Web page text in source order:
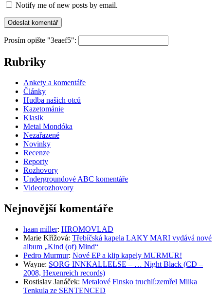
Notify me of new posts by email.
Prosím opište "3eaef5":
Rubriky
Ankety a komentáře
Články
Hudba našich otců
Kazetománie
Klasik
Metal Mondóka
Nezařazené
Novinky
Recenze
Reporty
Rozhovory
Undergroundové ABC komentáře
Videorozhovory
Nejnovější komentáře
haan miller: HROMOVLAD
Marie Křížová: Třebíčská kapela LAKY MARI vydává nové
album „Kind (of) Mind“
Pedro Murmur: Nové EP a klip kapely MURMUR!
Wayne: SORG INNKALLELSE – … Night Black (CD –
2008, Hexenreich records)
Rostislav Janáček: Metalové Finsko truchlí:zemřel Miika
Tenkula ze SENTENCED